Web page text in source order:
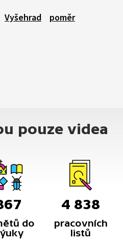
Vyšehrad
poměr
pouze videa
do
4 838
pracovních
listů